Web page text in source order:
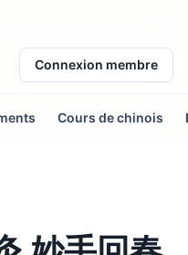
Connexion membre
Cours de chinois